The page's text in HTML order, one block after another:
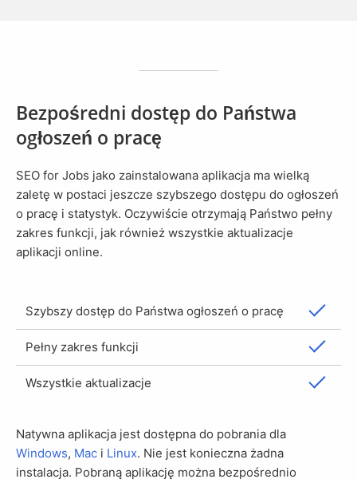
Bezpośredni dostęp do Państwa
ogłoszeń o pracę
SEO for Jobs jako zainstalowana aplikacja ma wielką
zaletę w postaci jeszcze szybszego dostępu do ogłoszeń
o pracę i statystyk. Oczywiście otrzymają Państwo pełny
zakres funkcji, jak również wszystkie aktualizacje
aplikacji online.
Szybszy dostęp do Państwa ogłoszeń o pracę
Pełny zakres funkcji
Wszystkie aktualizacje
Natywna aplikacja jest dostępna do pobrania dla
Windows, Mac i Linux. Nie jest konieczna żadna
instalacja. Pobraną aplikację można bezpośrednio